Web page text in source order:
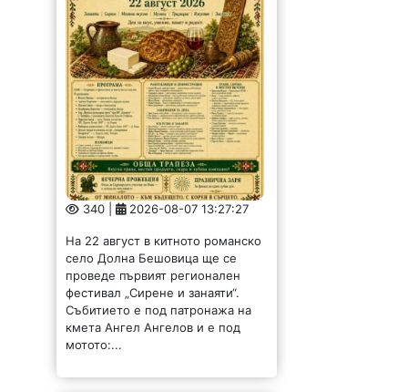
340 | 2026-08-07 13:27:27
село Долна Бешовица ще се
проведе първият регионален
фестивал „Сирене и занаяти“.
Събитието е под патронажа на
кмета Ангел Ангелов и е под
мотото:...